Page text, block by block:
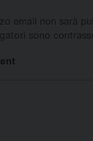
email non sarà
sono